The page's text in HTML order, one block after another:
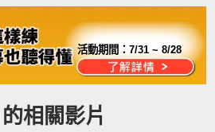
活動期間：7/31 ~ 8/28
相關影片